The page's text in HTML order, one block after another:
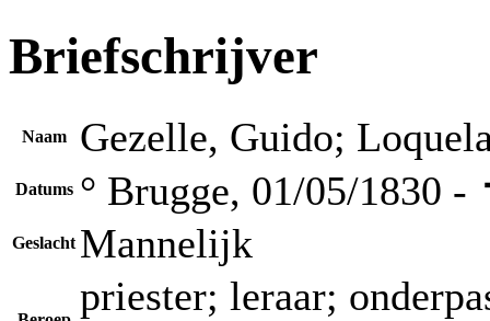
Briefschrijver
Naam Gezelle, Guido;
Datums ° Brugge, 01/05/1830
Geslacht Mannelijk
priester; leraar;